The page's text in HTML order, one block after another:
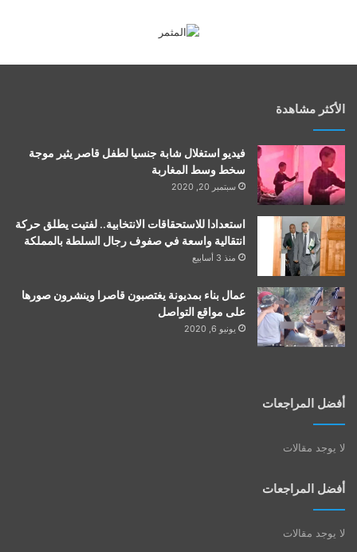
الأكثر مشاهدة
فيديو استغلال شابة جنسيا لطفل قاصر يثير موجة
سخط وسط المغاربة
سبتمبر 20, 2020
استعدادا للاستحقاقات الانتخابية.. لفتيت يطلق حركة
انتقالية واسعة في صفوف رجال السلطة بالمملكة
منذ 3 أسابيع
عمال بناء بمديونة يغتصبون قاصرا وينشرون صورها
على مواقع التواصل
يونيو 6, 2020
أفضل المراجعات
لا يوجد مقالات
أفضل المراجعات
لا يوجد مقالات